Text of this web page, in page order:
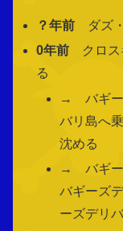
？年前 ダズ
0年前 クロス
る
→ バギー
バリ島へ
沈める
→ バギー
バギーズ
ーズデリ